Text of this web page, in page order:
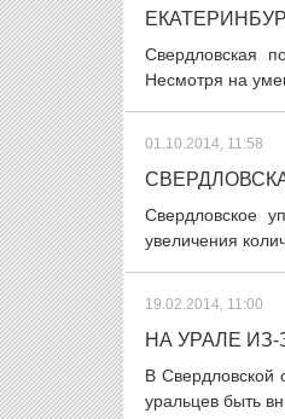
Свердловская
Несмотря на
01.10.2014, 11:58
Свердловское
увеличения
19.02.2014, 11:00
НА УРАЛЕ
В Свердловской
уральцев быть